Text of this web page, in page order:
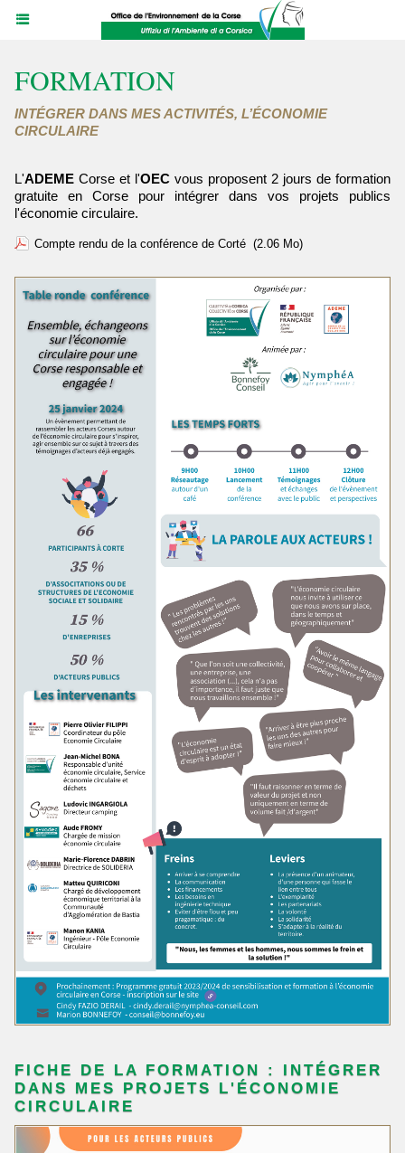
FORMATION
INTÉGRER DANS MES ACTIVITÉS, L’ÉCONOMIE
CIRCULAIRE
L'ADEME Corse et l'OEC vous proposent 2 jours de formation
gratuite en Corse pour intégrer dans vos projets publics
l'économie circulaire.
Compte rendu de la conférence de Corté (2.06 Mo)
FICHE DE LA FORMATION : INTÉGRER
DANS MES PROJETS L'ÉCONOMIE
CIRCULAIRE